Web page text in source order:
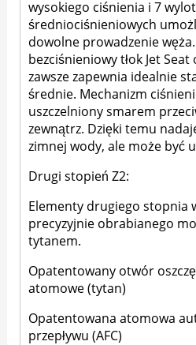
wysokiego ciśnienia i 7
średniociśnieniowych
dowolne prowadzenie
bezciśnieniowy tłok Jet
zawsze zapewnia idealnie
średnie. Mechanizm
uszczelniony smarem
zewnątrz. Dzięki temu
zimnej wody, ale może być
Drugi stopień Z2:
Elementy drugiego stopnia
precyzyjnie obrabianego
tytanem.
Opatentowany otwór
atomowe (tytan)
Opatentowana atomowa
przepływu (AFC)